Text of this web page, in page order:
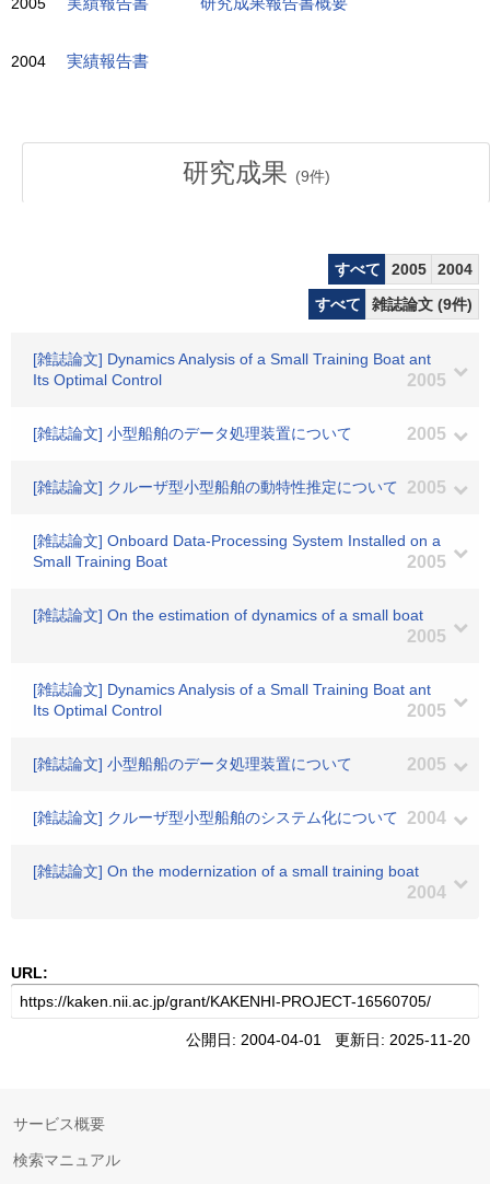
2004 実績報告書
研究成果 (9件)
すべて 2005
2004
すべて
雑誌論文 (9件)
[雑誌論文] Dynamics Analysis of a Small Training Boat ant
Its Optimal Control
2005
[雑誌論文] 小型船舶のデータ処理装置について 2005
[雑誌論文] クルーザ型小型船舶の動特性推定について 2005
[雑誌論文] Onboard Data-Processing System Installed on a
Small Training Boat
2005
[雑誌論文] On the estimation of dynamics of a small boat
2005
[雑誌論文] Dynamics Analysis of a Small Training Boat ant
Its Optimal Control
2005
[雑誌論文] 小型船船のデータ処理装置について 2005
[雑誌論文] クルーザ型小型船舶のシステム化について 2004
[雑誌論文] On the modernization of a small training boat
2004
URL:
公開日: 2004-04-01 更新日: 2025-11-20
サービス概要
検索マニュアル